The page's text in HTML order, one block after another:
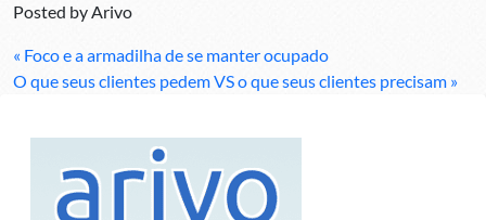
Posted byArivo
« Foco e a armadilha de se manter ocupado
O que seus clientes pedem VS o que seus clientes precisam »